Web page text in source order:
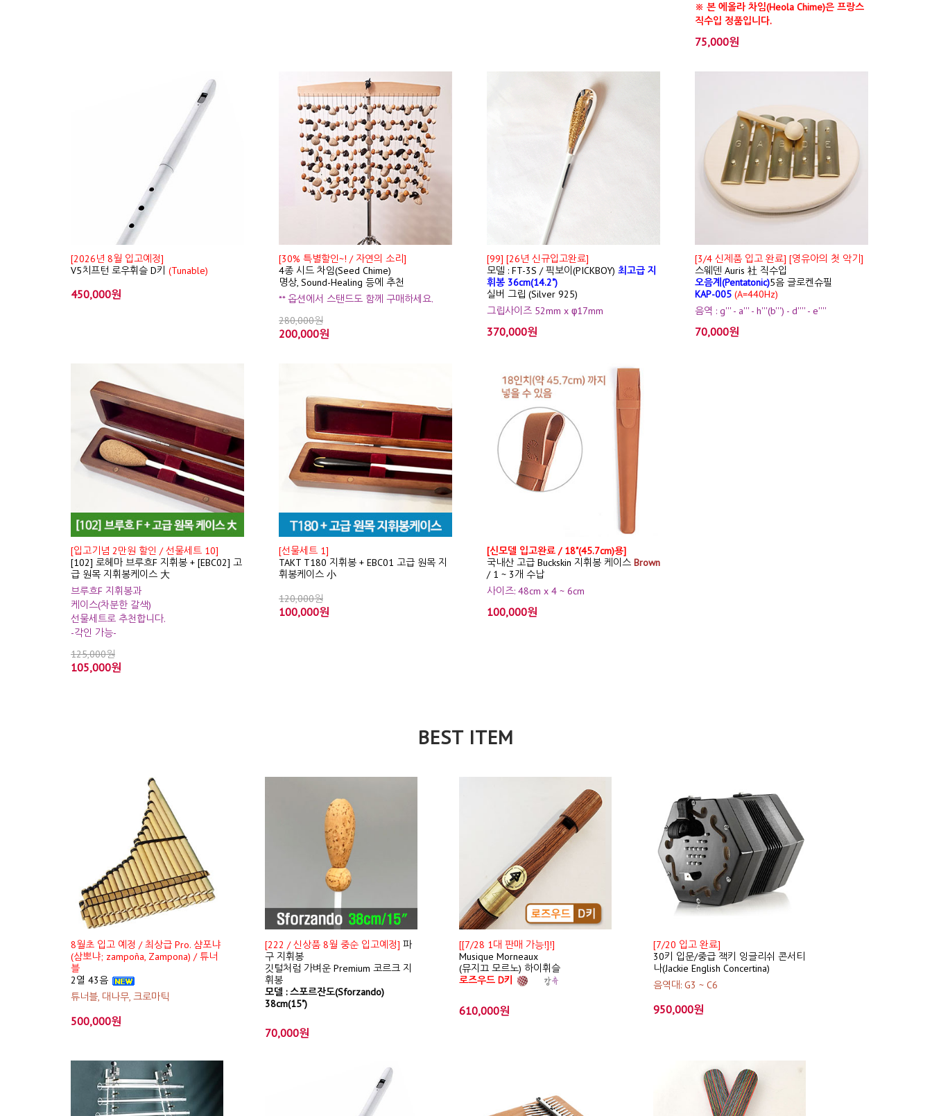
※ 본 에올라 차임(Heola Chime)은 프랑스
직수입 정품입니다.
75,000원
[2026년 8월 입고예정]
V5치프턴 로우휘슬 D키 (Tunable)
450,000원
[30% 특별할인~! / 자연의 소리]
4종 시드 차임(Seed Chime)
명상, Sound-Healing 등에 추천
** 옵션에서 스탠드도 함께 구매하세요.
280,000원
200,000원
[99] [26년 신규입고완료]
모델 : FT-3S / 픽보이(PICKBOY) 최고급 지
휘봉 36cm(14.2")
실버 그립 (Silver 925)
그립사이즈 52mm x φ17mm
370,000원
[3/4 신제품 입고 완료] [영유아의 첫 악기]
스웨덴 Auris 社 직수입
오음계(Pentatonic)5음 글로켄슈필
KAP-005 (A=440Hz)
음역 : g''' - a''' - h'''(b''') - d'''' - e''''
70,000원
[입고기념 2만원 할인 / 선물세트 10]
[102] 로헤마 브루흐F 지휘봉 + [EBC02] 고
급 원목 지휘봉케이스 大
브루흐F 지휘봉과
케이스(차분한 갈색)
선물세트로 추천합니다.
-각인 가능-
125,000원
105,000원
[선물세트 1]
TAKT T180 지휘봉 + EBC01 고급 원목 지
휘봉케이스 小
120,000원
100,000원
[신모델 입고완료 / 18"(45.7cm)용]
국내산 고급 Buckskin 지휘봉 케이스 Brown
/ 1 ~ 3개 수납
사이즈: 48cm x 4 ~ 6cm
100,000원
BEST ITEM
8월초 입고 예정 / 최상급 Pro. 샴포냐
(삼뽀냐; zampoña, Zampona) / 튜너
블
2열 43음
튜너블, 대나무, 크로마틱
500,000원
[222 / 신상품 8월 중순 입고예정] 파
구 지휘봉
깃털처럼 가벼운 Premium 코르크 지
휘봉
모델 : 스포르잔도(Sforzando)
38cm(15")
70,000원
[[7/28 1대 판매 가능!]!]
Musique Morneaux
(뮤지끄 모르노) 하이휘슬
로즈우드 D키
610,000원
[7/20 입고 완료]
30키 입문/중급 잭키 잉글리쉬 콘서티
나(Jackie English Concertina)
음역대: G3 ~ C6
950,000원